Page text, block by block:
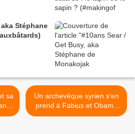
Stéphane
/
Un archevêque syrien s'en
prend à Fabius et Obama
souteneurs de factieux